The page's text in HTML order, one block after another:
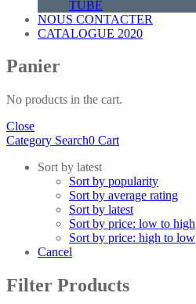
TUBE
NOUS CONTACTER
CATALOGUE 2020
Panier
No products in the cart.
Close
Category Search0 Cart
Sort by latest
Sort by popularity
Sort by average rating
Sort by latest
Sort by price: low to high
Sort by price: high to low
Cancel
Filter Products